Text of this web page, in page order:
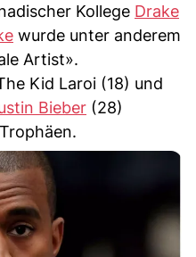
Kollege Drake
wurde unter anderem
Artist».
Kid Laroi (18) und
Bieber (28)